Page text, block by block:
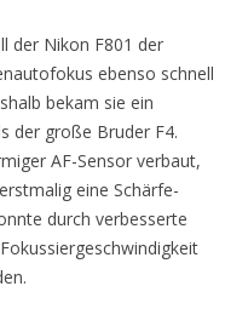
der Nikon F801 der
ebenso schnell
bekam sie ein
der große Bruder F4.
AF-Sensor verbaut,
eine Schärfe-
durch verbesserte